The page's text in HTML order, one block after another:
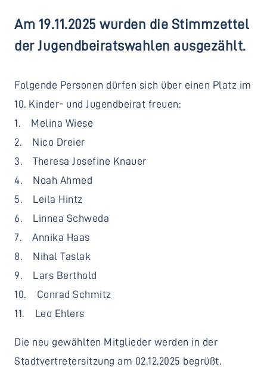
Am 19.11.2025 wurden die Stimmzettel
der Jugendbeiratswahlen ausgezählt.
Folgende Personen dürfen sich über einen Platz im
10. Kinder- und Jugendbeirat freuen:
1. Melina Wiese
2. Nico Dreier
3. Theresa Josefine Knauer
4. Noah Ahmed
5. Leila Hintz
6. Linnea Schweda
7. Annika Haas
8. Nihal Taslak
9. Lars Berthold
10. Conrad Schmitz
11. Leo Ehlers
Die neu gewählten Mitglieder werden in der
Stadtvertretersitzung am 02.12.2025 begrüßt.